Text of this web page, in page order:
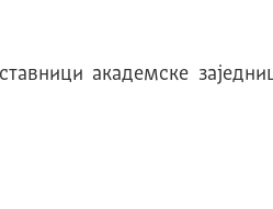
академске